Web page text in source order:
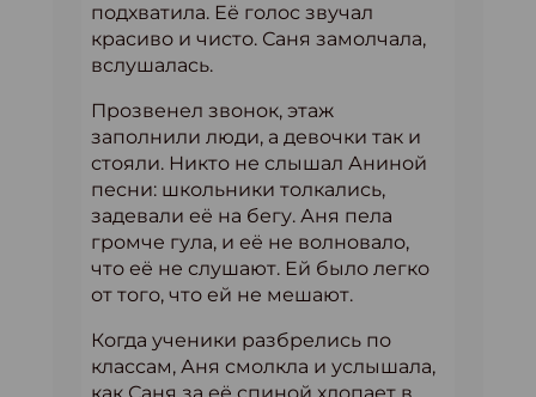
подхватила. Её голос звучал
красиво и чисто. Саня замолчала,
вслушалась.
Прозвенел звонок, этаж
заполнили люди, а девочки так и
стояли. Никто не слышал Аниной
песни: школьники толкались,
задевали её на бегу. Аня пела
громче гула, и её не волновало,
что её не слушают. Ей было легко
от того, что ей не мешают.
Когда ученики разбрелись по
классам, Аня смолкла и услышала,